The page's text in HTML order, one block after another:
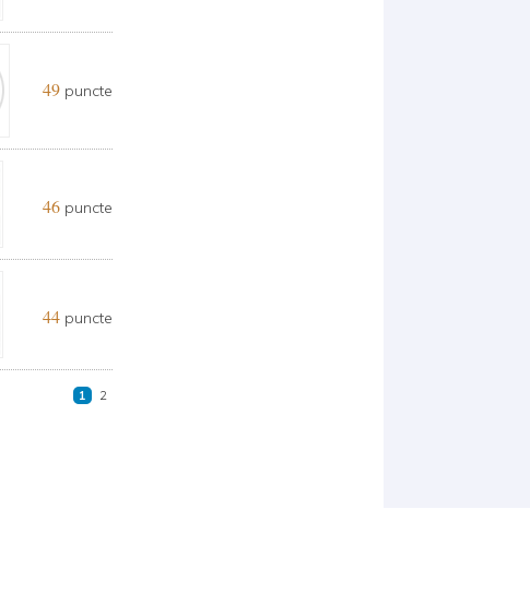
49puncte
46puncte
44puncte
1 2